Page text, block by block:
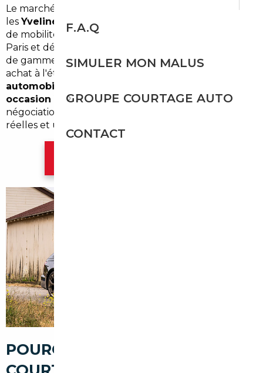
Le marché automobile autour de Vernouillet, dans
lesYvelines (78) et l'
de mobilité quotidienne pour les navetteurs vers
Paris et désir de véhicules plus économiques ou haut
de gamme. Pour gagner du temps et sécuriser un
achat à l'étranger, faites appel à un
automobile Vernouillet
occasion Vernouillet, nous facilitons la recherche, la
négociation et l'immatriculation pour des économies
réelles et une tranquillité d'esprit.
POURQUOI PASSER PAR UN
F.A.Q
SIMULER MON MALUS
GROUPE COURTAGE AUTO
CONTACT